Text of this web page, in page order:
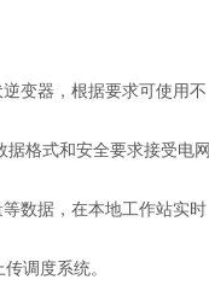
变器，根据要求可使用不
格式和安全要求接受电网
数据，在本地工作站实时
传调度系统。